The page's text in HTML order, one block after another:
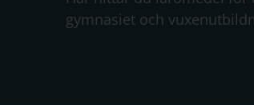
gymnasiet och